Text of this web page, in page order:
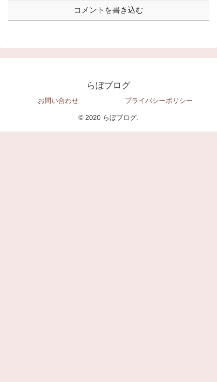
コメントを書き込む
らぼブログ
お問い合わせ プライバシーポリシー
© 2020 らぼブログ.